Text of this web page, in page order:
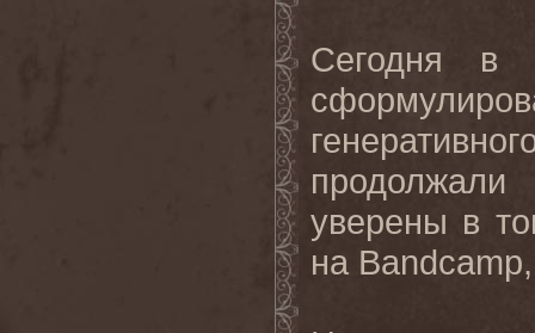
Сегодня в
уверены в
на